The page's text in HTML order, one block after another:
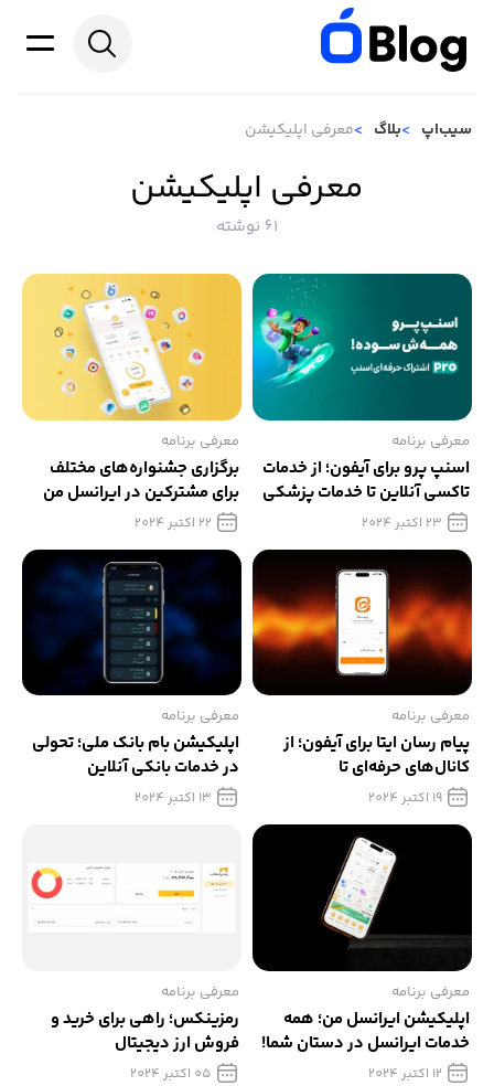
سیب‌اپ بلاگ معرفی اپلیکیشن
معرفی اپلیکیشن
61 نوشته
معرفی برنامه
اسنپ پرو برای آیفون؛ از خدمات
تاکسی آنلاین تا خدمات پزشکی
23 اکتبر 2024
معرفی برنامه
برگزاری جشنواره‌های مختلف
برای مشترکین در ایرانسل من
22 اکتبر 2024
معرفی برنامه
پیام رسان ایتا برای آیفون؛ از
کانال‌های حرفه‌ای تا
پرداخت‌های بانکی
19 اکتبر 2024
معرفی برنامه
اپلیکیشن بام بانک ملی؛ تحولی
در خدمات بانکی آنلاین
13 اکتبر 2024
معرفی برنامه
اپلیکیشن ایرانسل من؛ همه
خدمات ایرانسل در دستان شما!
12 اکتبر 2024
معرفی برنامه
رمزینکس؛ راهی برای خرید و
فروش ارز دیجیتال
05 اکتبر 2024